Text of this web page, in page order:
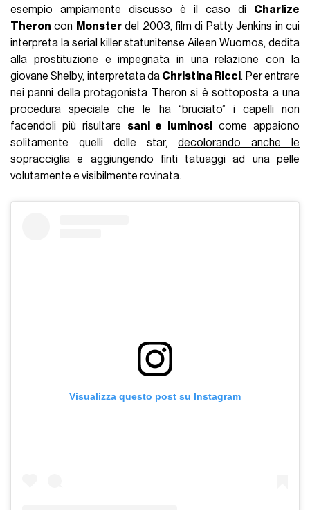
esempio ampiamente discusso è il caso di Charlize
Theron con Monsterdel 2003, film di Patty Jenkins in cui
interpreta la serial killer statunitense Aileen Wuornos, dedita
alla prostituzione e impegnata in una relazione con la
giovane Shelby, interpretata da Christina Ricci. Per entrare
nei panni della protagonista Theron si è sottoposta a una
procedura speciale che le ha “bruciato” i capelli non
facendoli più risultare sani e luminosi come appaiono
solitamente quelli delle star, decolorando anche le
sopracciglia e aggiungendo finti tatuaggi ad una pelle
volutamente e visibilmente rovinata.
Visualizza questo post su Instagram